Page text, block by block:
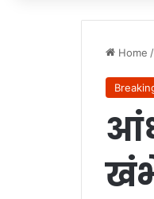
Home /